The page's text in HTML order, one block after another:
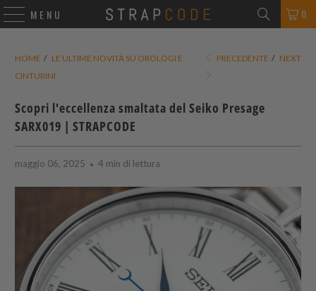
MENU 0
HOME / LE ULTIME NOVITÀ SU OROLOGI E
CINTURINI
PRECEDENTE / NEXT
Scopri l'eccellenza smaltata del Seiko Presage
SARX019 |STRAPCODE
maggio 06, 2025 4 min di lettura